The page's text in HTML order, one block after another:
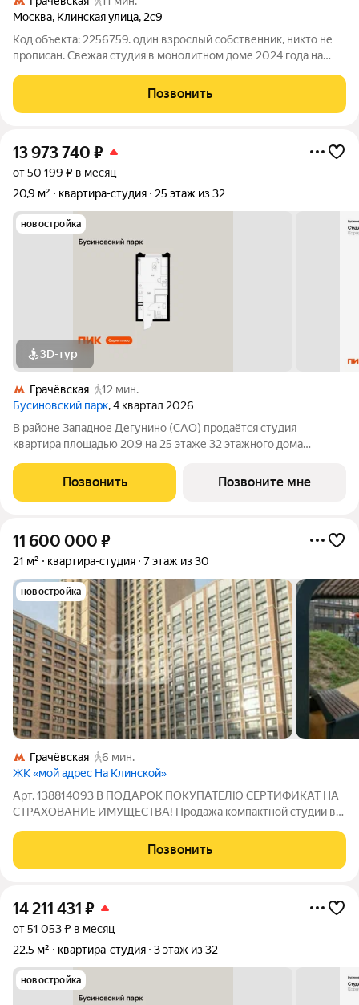
Москва, Клинская улица, 2с9
Код объекта: 2256759. один взрослый собственник, никто не
прописан. Свежая студия в монолитном доме 2024 года на
сделать современное решение под себя. Высота потолков 2,85
м делает комнату
Позвонить
13 973 740 ₽
от 50 199 ₽ в месяц
20,9 м²
квартира-студия 25 этаж из 32
новостройка
3D-тур
Грачёвская
12 мин.
Бусиновский парк, 4 квартал 2026
В районе Западное Дегунино (САО) продаётся студия
квартира площадью 20.9 на 25 этаже 32 этажного дома
расположение: 20 минут пешком до станций метро «Ховрино»
и 15 минут от МЦД «Грачёвская».
Позвонить Позвоните мне
11 600 000 ₽
21 м² квартира-студия 7 этаж из 30
новостройка
Грачёвская
6 мин.
ЖК «мой адрес На Клинской»
Арт. 138814093 В ПОДАРОК ПОКУПАТЕЛЮ СЕРТИФИКАТ НА
СТРАХОВАНИЕ ИМУЩЕСТВА! Продажа компактной студии в
документами и быстрой сделкой. Студия площадью 19 м без
ремонта расположена на 7 этаже
Позвонить
14 211 431 ₽
от 51 053 ₽ в месяц
22,5 м²
квартира-студия 3 этаж из 32
новостройка